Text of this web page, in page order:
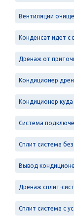
Вентиляции
Конденсат идет с
Дренаж от
Кондиционер
Кондиционер куда
Система
Сплит система
Вывод
Дренаж сплит-
Сплит система с